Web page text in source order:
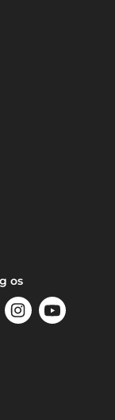
os